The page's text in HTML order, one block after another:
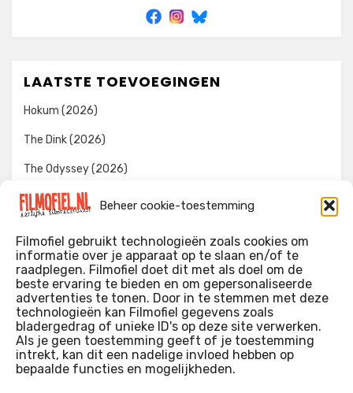
Beheer cookie-toestemming
Filmofiel gebruikt technologieën zoals cookies om
informatie over je apparaat op te slaan en/of te
raadplegen. Filmofiel doet dit met als doel om de
beste ervaring te bieden en om gepersonaliseerde
advertenties te tonen. Door in te stemmen met deze
technologieën kan Filmofiel gegevens zoals
bladergedrag of unieke ID's op deze site verwerken.
Als je geen toestemming geeft of je toestemming
intrekt, kan dit een nadelige invloed hebben op
bepaalde functies en mogelijkheden.
LAATSTE TOEVOEGINGEN
Hokum (2026)
The Dink (2026)
The Odyssey (2026)
Evil Dead Burn (2026)
WIE IK BEN…?
Ik ben ooit begonnen met m’n recensies omdat ik zoveel
films keek dat ik af en toe niet meer wist welke ik nu wel of
niet gezien had. Ik ben een filmliefhebber, heb als hobby nog
erg lang in een videotheek gewerkt, en heb als coproducent